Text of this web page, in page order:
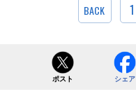
BACK 1
ポスト シェア